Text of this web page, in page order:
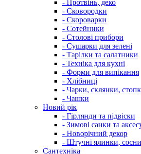
- Протвінь, деко
- Сковородки
- Скороварки
- Сотейники
- Столові прибори
- Сушарки для зелені
- Тарілки та салатники
- Техніка для кухні
- Форми для випікання
- Хлібниці
- Чарки, склянки,
- Чашки
Новий рік
- Гірлянди та підвіски
- Зимові санки та
- Новорічний декор
- Штучні ялинки, сосни
Сантехніка